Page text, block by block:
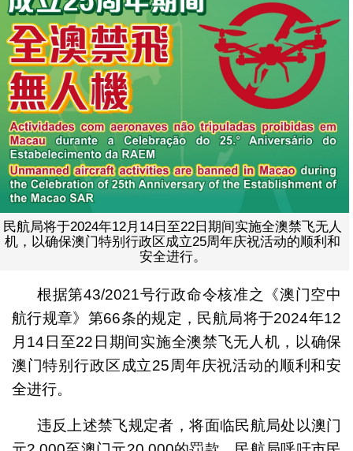
民航局将于2024年12月14日至22日期间实施全澳禁飞无人
机，以确保澳门特别行政区成立25周年庆祝活动的顺利和
安全进行。
根据第43/2021号行政命令核准之《澳门空中
航行规章》第66条的规定，民航局将于2024年12
月14日至22日期间实施全澳禁飞无人机，以确保
澳门特别行政区成立25周年庆祝活动的顺利和安
全进行。
违反上述禁飞规定者，将面临民航局处以澳门